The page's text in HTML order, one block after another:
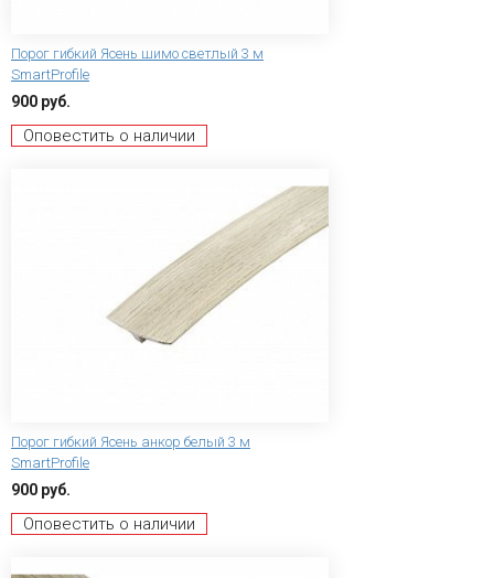
Порог гибкий Ясень шимо светлый 3 м
SmartProfile
900 руб.
Оповестить о наличии
Порог гибкий Ясень анкор белый 3 м
SmartProfile
900 руб.
Оповестить о наличии